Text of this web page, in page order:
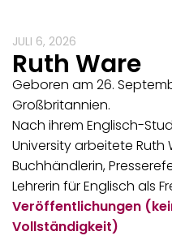
JULI 6, 2026
Ruth Ware
Geboren am 26.
Großbritannien.
Nach ihrem Englisch-
University arbeitete Ruth
Buchhändlerin,
Lehrerin für Englisch als
Veröffentlichungen
Vollständigkeit)